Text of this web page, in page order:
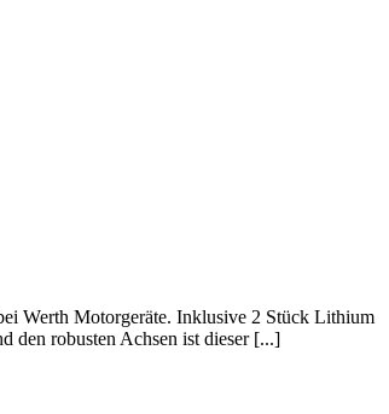
Werth Motorgeräte. Inklusive 2 Stück Lithium
den robusten Achsen ist dieser [...]